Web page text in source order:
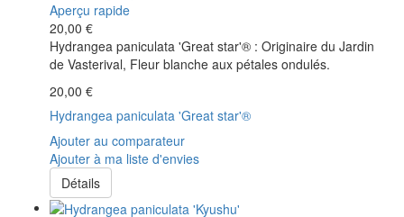
Aperçu rapide
20,00 €
Hydrangea paniculata 'Great star'® : Originaire du Jardin
de Vasterival, Fleur blanche aux pétales ondulés.
20,00 €
Hydrangea paniculata 'Great star'®
Ajouter au comparateur
Ajouter à ma liste d'envies
Détails